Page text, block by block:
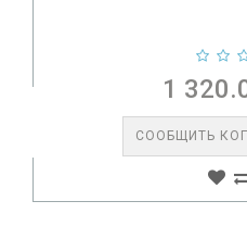
1
СООБЩИТЬ